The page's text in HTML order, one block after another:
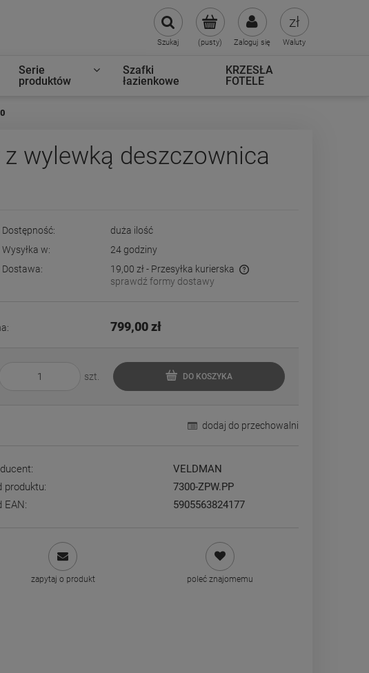
(pusty) Zaloguj się
Szukaj Waluty
Serie
produktów
Szafki
łazienkowe
KRZESŁA
FOTELE
wylewką deszczownica
Dostępność:
duża ilość
Wysyłka w:
24 godziny
Dostawa:
19,00 zł - Przesyłka kurierska
sprawdź formy dostawy
799,00 zł
szt. DO KOSZYKA
dodaj do przechowalni
VELDMAN
produktu:
7300-ZPW.PP
EAN:
5905563824177
zapytaj o produkt poleć znajomemu